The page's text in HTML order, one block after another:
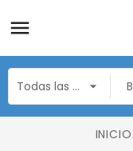
INICIO